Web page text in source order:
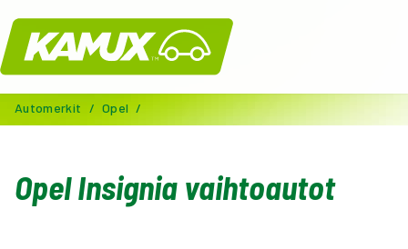
Kamux
Automerkit / Opel /
Opel Insignia vaihtoautot